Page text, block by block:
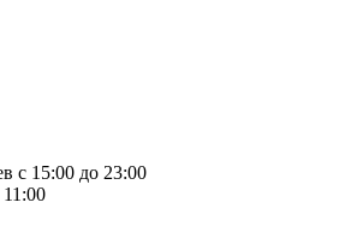
с 15:00 до 23:00